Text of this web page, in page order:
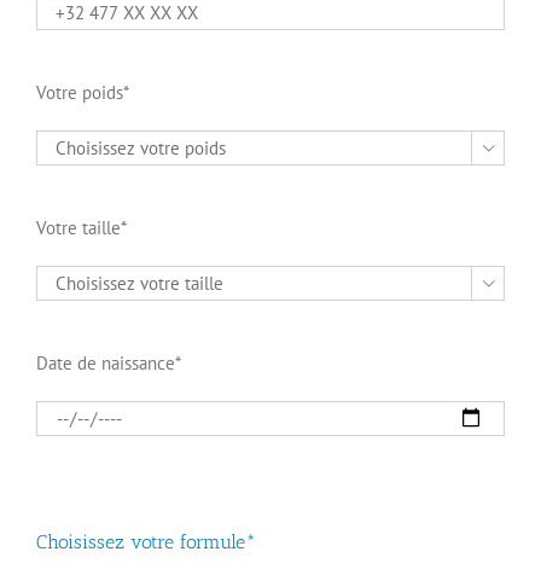
Votre poids*

Votre taille*

Date de naissance*
Choisissez votre formule*